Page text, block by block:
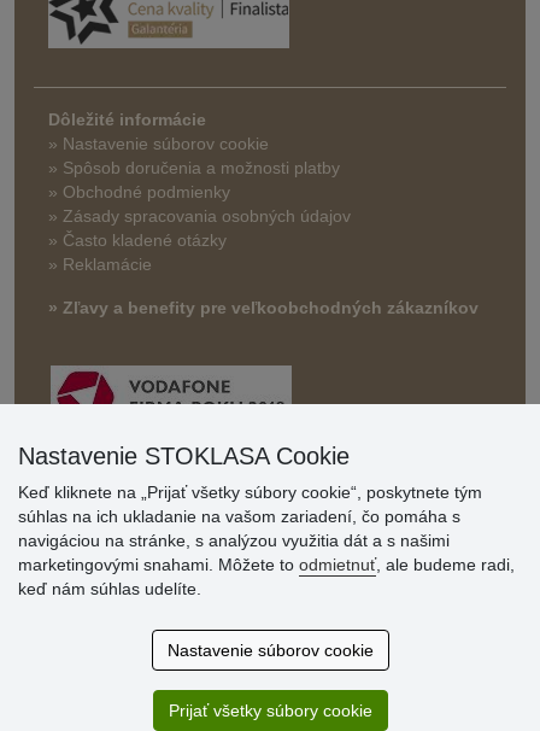
Dôležité informácie
» Nastavenie súborov cookie
» Spôsob doručenia a možnosti platby
» Obchodné podmienky
» Zásady spracovania osobných údajov
» Často kladené otázky
» Reklamácie
» Zľavy a benefity pre veľkoobchodných zákazníkov
Hodnotenia
zákazníkov
Ústretovosť, pohotovosť. Som spokojná.
Veľká spokojnosť. Volal mi odtiaľ veľmi milý pán, že
zásielka sa nezmestí do boxu, tak sme to dali na poštu....
Nastavenie STOKLASA Cookie
Keď kliknete na „Prijať všetky súbory cookie“, poskytnete tým
súhlas na ich ukladanie na vašom zariadení, čo pomáha s
navigáciou na stránke, s analýzou využitia dát a s našimi
marketingovými snahami. Môžete to odmietnuť, ale budeme radi,
keď nám súhlas udelíte.
Nastavenie súborov cookie
Prijať všetky súbory cookie